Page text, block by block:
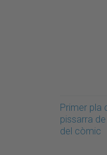
Primer pla
pissarra
del còmic